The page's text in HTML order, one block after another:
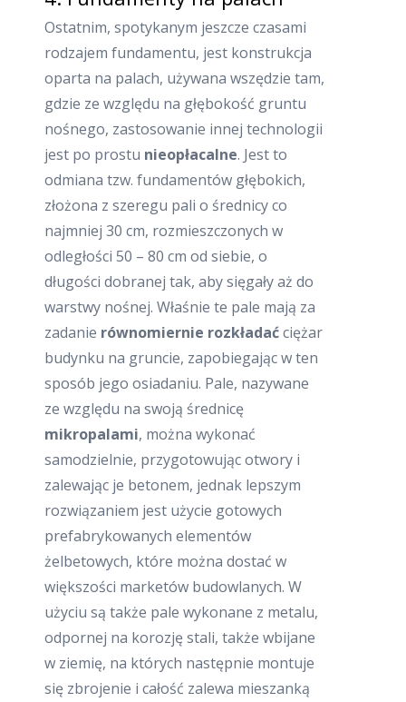
Ostatnim, spotykanym jeszcze czasami
rodzajem fundamentu, jest konstrukcja
oparta na palach, używana wszędzie tam,
gdzie ze względu na głębokość gruntu
nośnego, zastosowanie innej technologii
jest po prostu nieopłacalne. Jest to
odmiana tzw. fundamentów głębokich,
złożona z szeregu pali o średnicy co
najmniej 30 cm, rozmieszczonych w
odległości 50 – 80 cm od siebie, o
długości dobranej tak, aby sięgały aż do
warstwy nośnej. Właśnie te pale mają za
zadanie równomiernie rozkładaćciężar
budynku na gruncie, zapobiegając w ten
sposób jego osiadaniu. Pale, nazywane
ze względu na swoją średnicę
mikropalami, można wykonać
samodzielnie, przygotowując otwory i
zalewając je betonem, jednak lepszym
rozwiązaniem jest użycie gotowych
prefabrykowanych elementów
żelbetowych, które można dostać w
większości marketów budowlanych. W
użyciu są także pale wykonane z metalu,
odpornej na korozję stali, także wbijane
w ziemię, na których następnie montuje
się zbrojenie i całość zalewa mieszanką